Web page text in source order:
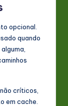
opcional.
quando
críticos,
em cache.